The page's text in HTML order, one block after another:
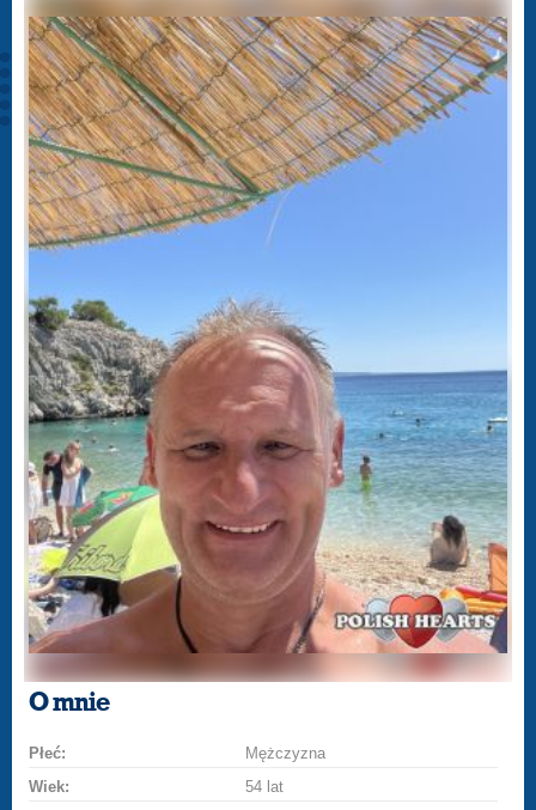
O mnie
Płeć:
Mężczyzna
Wiek:
54 lat